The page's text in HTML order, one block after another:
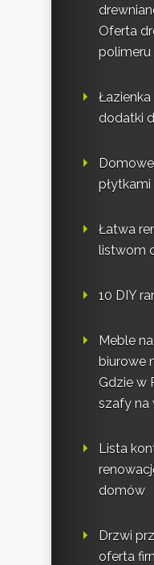
Oferta
polimeru
dodatki
płytkami
Łatwa
listwom
10 DIY
Meble
biurowe
Gdzie w
szafy na
Lista
domów
Drzwi
oferta